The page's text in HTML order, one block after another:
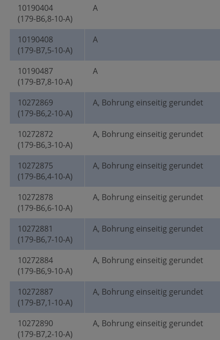
10190404
(179-B6,8-10-A)
A
10190408
(179-B7,5-10-A)
A
10190487
(179-B7,8-10-A)
A
10272869
(179-B6,2-10-A)
A, Bohrung einseitig gerundet
10272872
(179-B6,3-10-A)
A, Bohrung einseitig gerundet
10272875
(179-B6,4-10-A)
A, Bohrung einseitig gerundet
10272878
(179-B6,6-10-A)
A, Bohrung einseitig gerundet
10272881
(179-B6,7-10-A)
A, Bohrung einseitig gerundet
10272884
(179-B6,9-10-A)
A, Bohrung einseitig gerundet
10272887
(179-B7,1-10-A)
A, Bohrung einseitig gerundet
10272890
(179-B7,2-10-A)
A, Bohrung einseitig gerundet